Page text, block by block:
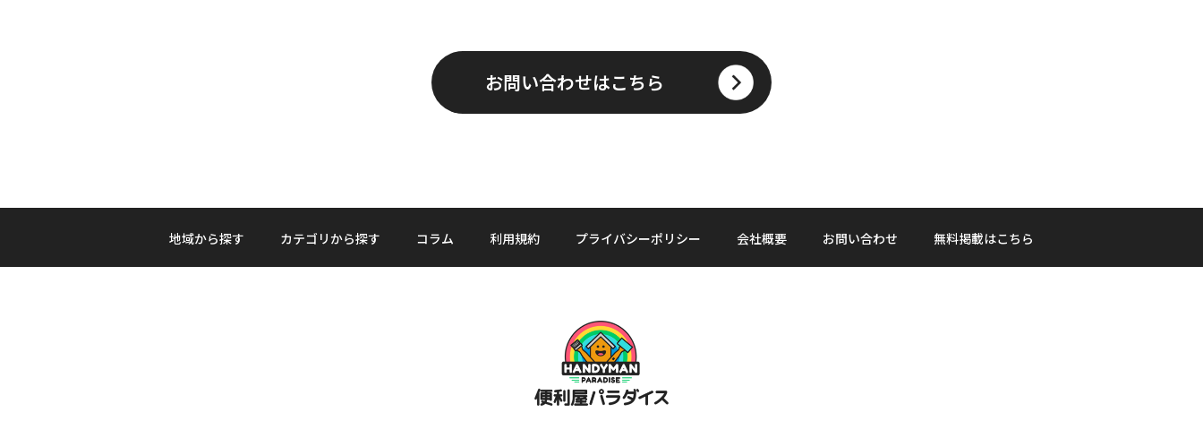
お問い合わせはこちら
地域から探す カテゴリから探す コラム 利用規約 プライバシーポリシー 会社概要 お問い合わせ 無料掲載はこちら